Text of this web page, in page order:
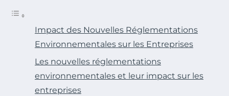
Impact des Nouvelles Réglementations
Environnementales sur les Entreprises
Les nouvelles réglementations
environnementales et leur impact sur les
entreprises